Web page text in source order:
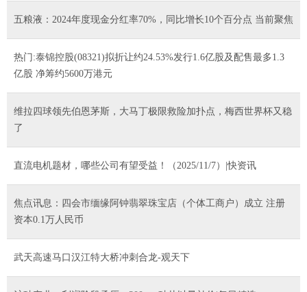
五粮液：2024年度现金分红率70%，同比增长10个百分点 当前聚焦
热门:泰锦控股(08321)拟折让约24.53%发行1.6亿股及配售最多1.3
亿股 净筹约5600万港元
维拉四球领先伯恩茅斯，大马丁极限救险加扑点，梅西世界杯又稳
了
直流电机题材，哪些公司有望受益！（2025/11/7）|快资讯
焦点讯息：四会市缅缘阿钟翡翠珠宝店（个体工商户）成立 注册
资本0.1万人民币
武天高速马口汉江特大桥冲刺合龙-观天下